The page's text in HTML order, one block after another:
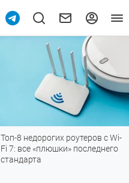
Топ-8 недорогих роутеров с Wi-
Fi 7: все «плюшки» последнего
стандарта